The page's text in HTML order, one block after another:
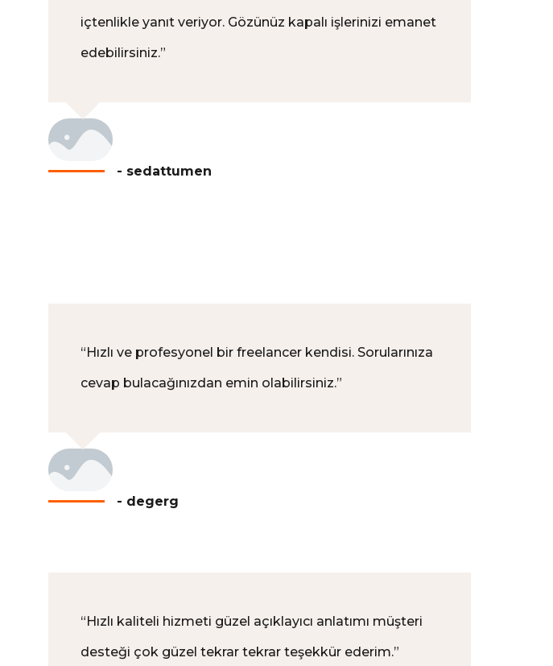
içtenlikle yanıt veriyor. Gözünüz kapalı işlerinizi emanet
edebilirsiniz.”
- sedattumen
“Hızlı ve profesyonel bir freelancer kendisi. Sorularınıza
cevap bulacağınızdan emin olabilirsiniz.”
- degerg
“ Hızlı kaliteli hizmeti güzel açıklayıcı anlatımı müşteri
desteği çok güzel tekrar tekrar teşekkür ederim.”